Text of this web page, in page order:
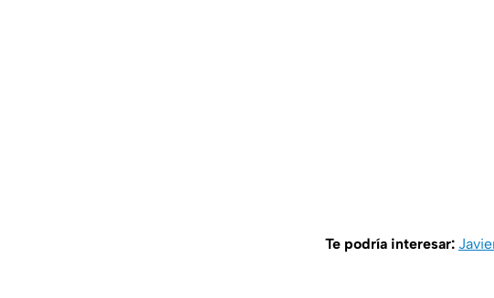
Te podría interesar: